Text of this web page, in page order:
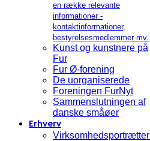
en række relevante
informationer -
kontaktinformationer,
bestyrelsesmedlemmer mv.
Kunst og kunstnere på
Fur
Fur Ø-forening
De uorganiserede
Foreningen FurNyt
Sammenslutningen af
danske småøer
Erhverv
Virksomhedsportrætter